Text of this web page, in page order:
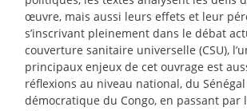
œuvre, mais aussi leurs effets et leur
s’inscrivant pleinement dans le débat
couverture sanitaire universelle (CSU),
principaux enjeux de cet ouvrage est
réflexions au niveau national, du
démocratique du Congo, en passant par